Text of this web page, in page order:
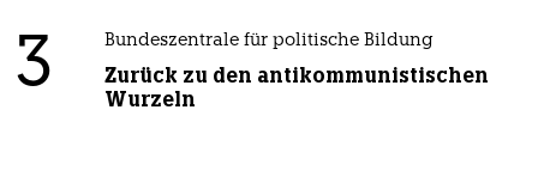
3 Bundeszentrale für politische Bildung
Zurück zu den antikommunistischen
Wurzeln